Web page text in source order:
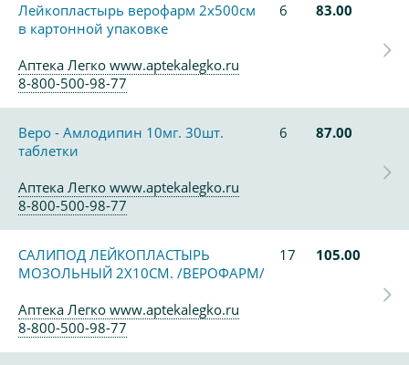
Лейкопластырь верофарм 2х500см
в картонной упаковке
6 83.00
Аптека Легко www.aptekalegko.ru
8-800-500-98-77
Веро - Амлодипин 10мг. 30шт.
таблетки
6 87.00
Аптека Легко www.aptekalegko.ru
8-800-500-98-77
САЛИПОД ЛЕЙКОПЛАСТЫРЬ
МОЗОЛЬНЫЙ 2X10СМ. /ВЕРОФАРМ/
17 105.00
Аптека Легко www.aptekalegko.ru
8-800-500-98-77